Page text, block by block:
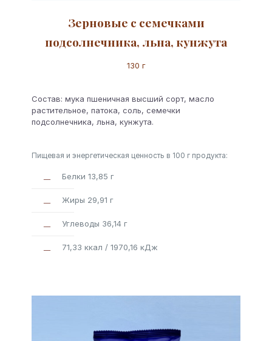
Зерновые с семечками
подсолнечника, льна, кунжута
130 г
Состав: мука пшеничная высший сорт, масло
растительное, патока, соль, семечки
подсолнечника, льна, кунжута.
Пищевая и энергетическая ценность в 100 г продукта:
Белки 13,85 г
Жиры 29,91 г
Углеводы 36,14 г
71,33 ккал / 1970,16 кДж